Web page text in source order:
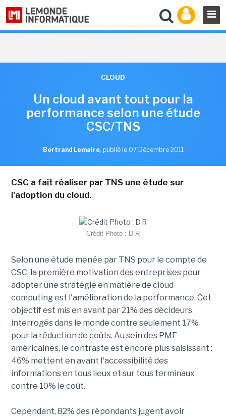
CLOUD
Un cloud avant tout pour la
performance selon une étude
CSC/TNS
Bertrand Lemaire, publié le 07 Décembre 2011
CSC a fait réaliser par TNS une étude sur
l'adoption du cloud.
Crédit Photo : D.R
Selon une étude menée par TNS pour le compte de
CSC, la première motivation des entreprises pour
adopter une stratégie en matière de cloud
computing est l'amélioration de la performance. Cet
objectif est mis en avant par 21% des décideurs
interrogés dans le monde contre seulement 17%
pour la réduction de coûts. Au sein des PME
américaines, le contraste est encore plus saisissant :
46% mettent en avant l'accessibilité des
informations en tous lieux et sur tous terminaux
contre 10% le coût.
Cependant, 82% des répondants jugent avoir